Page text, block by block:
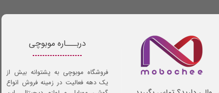
دربـــاره موبوچی
فروشگاه موبوچی به پشتوانه بیش از
یک دهه فعالیت در زمینه فروش انواع